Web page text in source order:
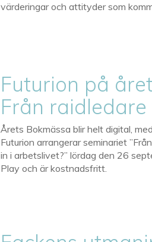
värderingar och attityder som
Futurion på
Från raidledare
Årets Bokmässa blir helt digital,
Futurion arrangerar seminariet
in i arbetslivet?” lördag den 26
Play och är kostnadsfritt.